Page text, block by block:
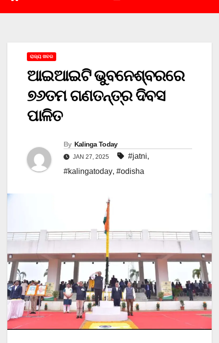
ରାଜ୍ୟ ଖବର
ଆଇଆଇଟି ଭୁବନେଶ୍ବରରେ
୭୬ତମ ଗଣତନ୍ତ୍ର ଦିବସ
ପାଳିତ
By Kalinga Today
JAN 27, 2025 #jatni,
#kalingatoday, #odisha